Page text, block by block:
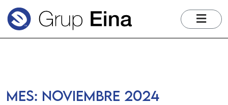
Mes: noviembre 2024